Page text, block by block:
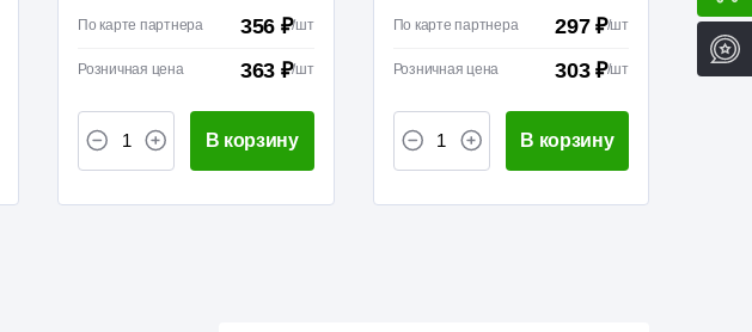
По карте партнера 356 ₽/шт
Розничная цена 363 ₽/шт
В корзину
По карте партнера 297 ₽/шт
Розничная цена 303 ₽/шт
В корзину